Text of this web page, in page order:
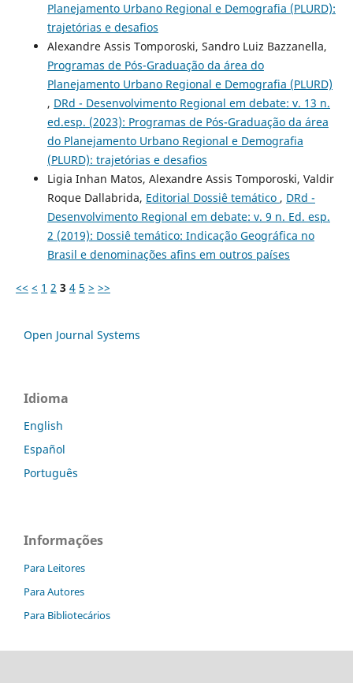
Planejamento Urbano Regional e Demografia (PLURD):
trajetórias e desafios
Alexandre Assis Tomporoski, Sandro Luiz Bazzanella,
Programas de Pós-Graduação da área do
Planejamento Urbano Regional e Demografia (PLURD)
, DRd - Desenvolvimento Regional em debate: v. 13 n.
ed.esp. (2023): Programas de Pós-Graduação da área
do Planejamento Urbano Regional e Demografia
(PLURD): trajetórias e desafios
Ligia Inhan Matos, Alexandre Assis Tomporoski, Valdir
Roque Dallabrida, Editorial Dossiê temático , DRd -
Desenvolvimento Regional em debate: v. 9 n. Ed. esp.
2 (2019): Dossiê temático: Indicação Geográfica no
Brasil e denominações afins em outros paí­ses
<< < 1 2 3 4 5 > >>
Open Journal Systems
Idioma
English
Español
Português
Informações
Para Leitores
Para Autores
Para Bibliotecários